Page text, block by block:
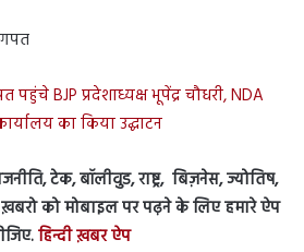
पहुंचे BJP प्रदेशाध्यक्ष भूपेंद्र चौधरी, NDA
का किया उद्घाटन
टेक, बॉलीवुड, राष्ट्र, बिज़नेस, ज्योतिष,
को मोबाइल पर पढ़ने के लिए हमारे ऐप
हिन्दी ख़बर ऐप